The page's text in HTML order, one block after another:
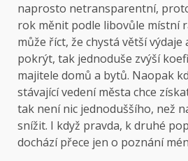
naprosto netransparentní,
rok měnit podle libovůle místní
může říct, že chystá větší
pokrýt, tak jednoduše zvýší
majitele domů a bytů. Naopak
stávající vedení města chce
tak není nic jednoduššího, než
snížit. I když pravda, k druhé
dochází přece jen o poznání